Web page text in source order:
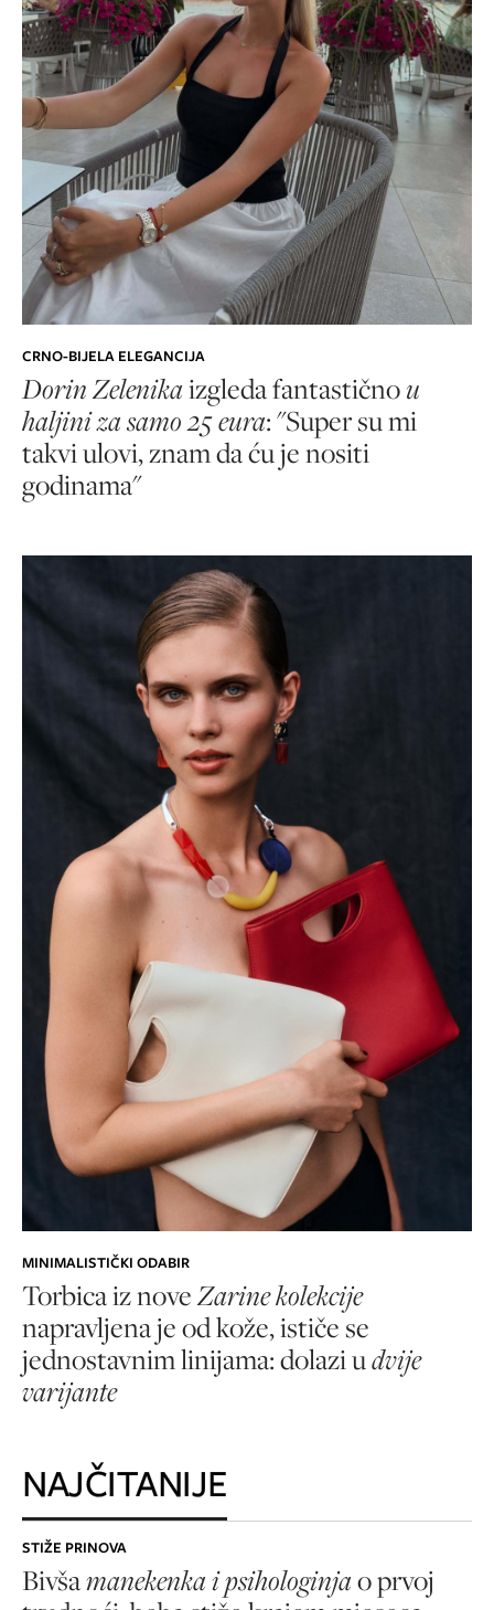
CRNO-BIJELA ELEGANCIJA
Dorin Zelenikaizgleda fantastičnou
haljini za samo 25 eura: "Super su mi
takvi ulovi, znam da ću je nositi
godinama"
MINIMALISTIČKI ODABIR
Torbica iz noveZarine kolekcije
napravljena je od kože, ističe se
jednostavnim linijama: dolazi udvije
varijante
NAJČITANIJE
STIŽE PRINOVA
Bivšamanekenka i psihologinjao prvoj